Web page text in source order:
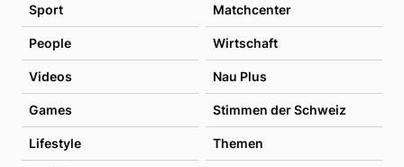
Sport Matchcenter
People Wirtschaft
Videos Nau Plus
Games Stimmen der Schweiz
Lifestyle Themen